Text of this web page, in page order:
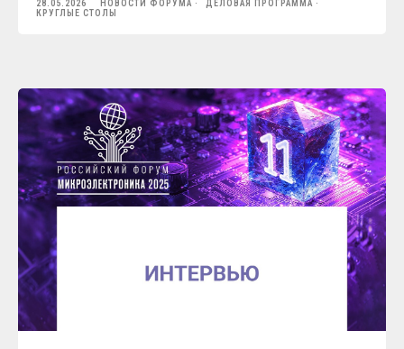
28.05.2026 НОВОСТИ ФОРУМА
ДЕЛОВАЯ ПРОГРАММА
КРУГЛЫЕ СТОЛЫ